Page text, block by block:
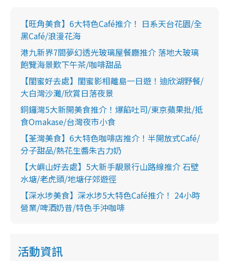
【旺角美食】6大特色Café推介！ 日系天台花園/全
黑Café/浪漫花海
港九新界7間夢幻透光玻璃屋餐廳推介 落地大玻璃
飽覽海景歎下午茶/咖啡甜品
【閨蜜好去處】閨蜜影相離島一日遊！迪欣湖野餐/
大白灣沙灘/欣賞日落夜景
銅鑼灣5大新開美食推介！爆餡吐司/東京蘋果批/抵
食Omakase/台灣夜市小食
【荃灣美食】6大特色咖啡店推介！半開放式Café/
分子甜品/熱花生醬朱古力奶
【大嶼山好去處】5大新手靚景行山路線推介 石壁
水塘/老虎頭/地塘仔郊遊徑
【深水埗美食】深水埗5大特色Café推介！ 24小時
營業/啤酒奶昔/特色手沖咖啡
活動資訊